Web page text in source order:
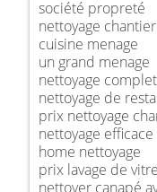
société propreté
nettoyage
cuisine menage
un grand menage
nettoyage
nettoyage de
prix nettoyage
nettoyage efficace
home nettoyage
prix lavage de
nettoyer canapé